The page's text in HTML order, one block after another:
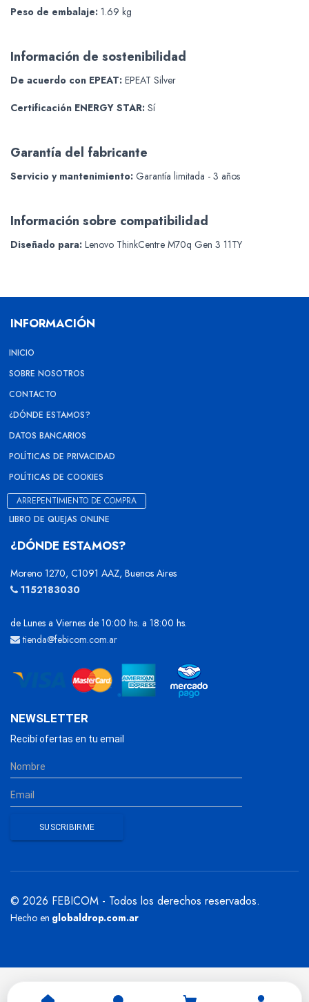
Peso de embalaje: 1.69 kg
Información de sostenibilidad
De acuerdo con EPEAT: EPEAT Silver
Certificación ENERGY STAR: Sí
Garantía del fabricante
Servicio y mantenimiento: Garantía limitada - 3 años
Información sobre compatibilidad
Diseñado para: Lenovo ThinkCentre M70q Gen 3 11TY
INFORMACIÓN
INICIO
SOBRE NOSOTROS
CONTACTO
¿DÓNDE ESTAMOS?
DATOS BANCARIOS
POLÍTICAS DE PRIVACIDAD
POLÍTICAS DE COOKIES
ARREPENTIMIENTO DE COMPRA
LIBRO DE QUEJAS ONLINE
¿DÓNDE ESTAMOS?
Moreno 1270, C1091 AAZ, Buenos Aires
1152183030
de Lunes a Viernes de 10:00 hs. a 18:00 hs.
tienda@febicom.com.ar
NEWSLETTER
Recibí ofertas en tu email
© 2026 FEBICOM - Todos los derechos reservados.
Hecho en globaldrop.com.ar